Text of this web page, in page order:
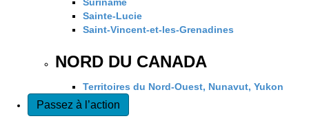
Sainte-Lucie
Saint-Vincent-et-les-Grenadines
NORD DU CANADA
Territoires du Nord-Ouest, Nunavut, Yukon
Passez à l’action